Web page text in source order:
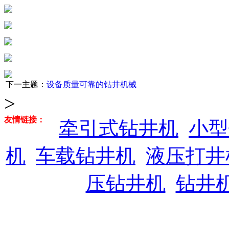
下一主题： 设备质量可靠的钻井机械
>
友情链接： 牵引式钻井机 小
机 车载钻井机 液压打
压钻井机 钻井